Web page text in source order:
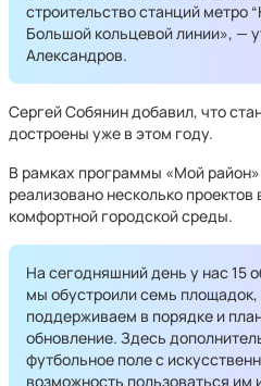
строительство станций метро
Большой кольцевой линии», —
Александров.
Сергей Собянин добавил, что
достроены уже в этом году.
В рамках программы «Мой
реализовано несколько
комфортной городской среды.
На сегодняшний день у нас 15
мы обустроили семь
поддерживаем в порядке и
обновление. Здесь
футбольное поле с
возможность пользоваться им